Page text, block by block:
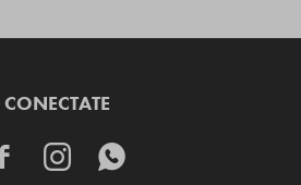
CONECTATE
 